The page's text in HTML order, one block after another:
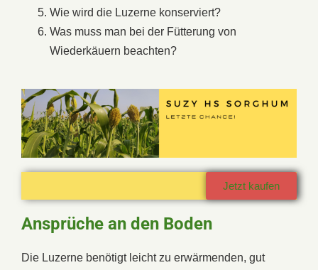
Wie wird die Luzerne konserviert?
Was muss man bei der Fütterung von
Wiederkäuern beachten?
Jetzt kaufen
Ansprüche an den Boden
Die Luzerne benötigt leicht zu erwärmenden, gut